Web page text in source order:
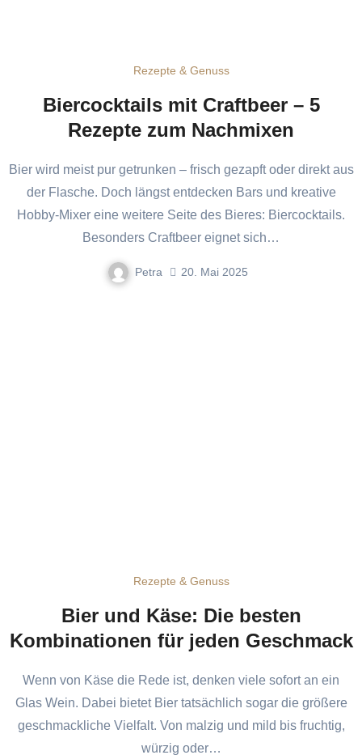
Rezepte & Genuss
Biercocktails mit Craftbeer – 5
Rezepte zum Nachmixen
Bier wird meist pur getrunken – frisch gezapft oder direkt aus
der Flasche. Doch längst entdecken Bars und kreative
Hobby-Mixer eine weitere Seite des Bieres: Biercocktails.
Besonders Craftbeer eignet sich…
Petra 20. Mai 2025
Rezepte & Genuss
Bier und Käse: Die besten
Kombinationen für jeden Geschmack
Wenn von Käse die Rede ist, denken viele sofort an ein
Glas Wein. Dabei bietet Bier tatsächlich sogar die größere
geschmackliche Vielfalt. Von malzig und mild bis fruchtig,
würzig oder…